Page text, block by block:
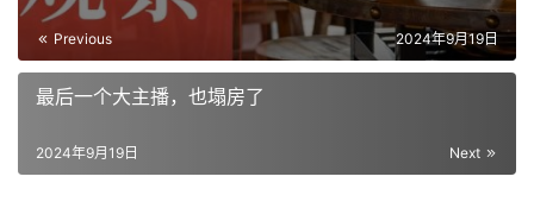
Previous 2024年9月19日
最后一个大主播，也塌房了
Next
2024年9月19日